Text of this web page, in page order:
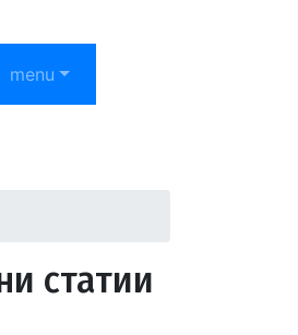
menu
статии